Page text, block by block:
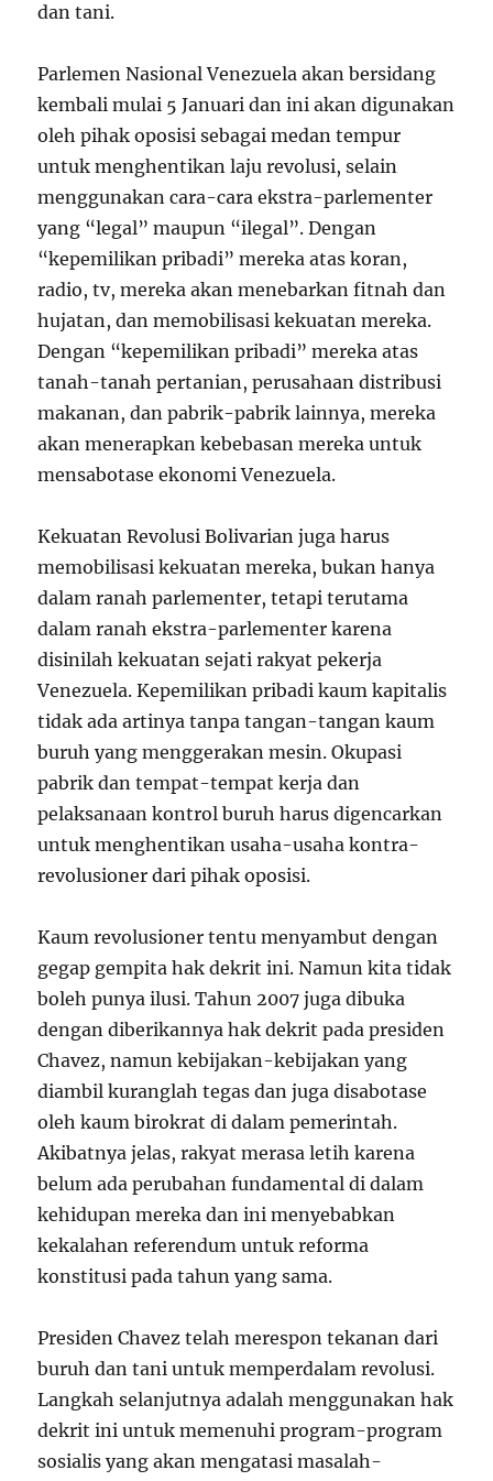
dan tani.
Parlemen Nasional Venezuela akan bersidang
kembali mulai 5 Januari dan ini akan digunakan
oleh pihak oposisi sebagai medan tempur
untuk menghentikan laju revolusi, selain
menggunakan cara-cara ekstra-parlementer
yang “legal” maupun “ilegal”. Dengan
“kepemilikan pribadi” mereka atas koran,
radio, tv, mereka akan menebarkan fitnah dan
hujatan, dan memobilisasi kekuatan mereka.
Dengan “kepemilikan pribadi” mereka atas
tanah-tanah pertanian, perusahaan distribusi
makanan, dan pabrik-pabrik lainnya, mereka
akan menerapkan kebebasan mereka untuk
mensabotase ekonomi Venezuela.
Kekuatan Revolusi Bolivarian juga harus
memobilisasi kekuatan mereka, bukan hanya
dalam ranah parlementer, tetapi terutama
dalam ranah ekstra-parlementer karena
disinilah kekuatan sejati rakyat pekerja
Venezuela. Kepemilikan pribadi kaum kapitalis
tidak ada artinya tanpa tangan-tangan kaum
buruh yang menggerakan mesin. Okupasi
pabrik dan tempat-tempat kerja dan
pelaksanaan kontrol buruh harus digencarkan
untuk menghentikan usaha-usaha kontra-
revolusioner dari pihak oposisi.
Kaum revolusioner tentu menyambut dengan
gegap gempita hak dekrit ini. Namun kita tidak
boleh punya ilusi. Tahun 2007 juga dibuka
dengan diberikannya hak dekrit pada presiden
Chavez, namun kebijakan-kebijakan yang
diambil kuranglah tegas dan juga disabotase
oleh kaum birokrat di dalam pemerintah.
Akibatnya jelas, rakyat merasa letih karena
belum ada perubahan fundamental di dalam
kehidupan mereka dan ini menyebabkan
kekalahan referendum untuk reforma
konstitusi pada tahun yang sama.
Presiden Chavez telah merespon tekanan dari
buruh dan tani untuk memperdalam revolusi.
Langkah selanjutnya adalah menggunakan hak
dekrit ini untuk memenuhi program-program
sosialis yang akan mengatasi masalah-